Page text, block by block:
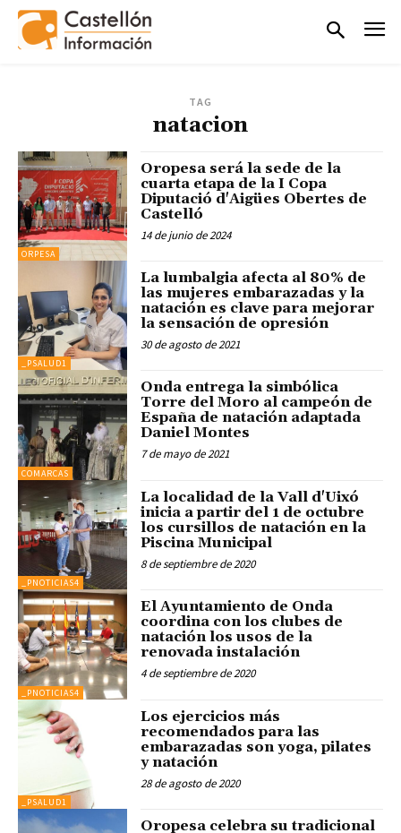
TAG
natacion
ORPESA
Oropesa será la sede de la
cuarta etapa de la I Copa
Diputació d'Aigües Obertes de
Castelló
14 de junio de 2024
_PSALUD1
La lumbalgia afecta al 80% de
las mujeres embarazadas y la
natación es clave para mejorar
la sensación de opresión
30 de agosto de 2021
COMARCAS
Onda entrega la simbólica
Torre del Moro al campeón de
España de natación adaptada
Daniel Montes
7 de mayo de 2021
_PNOTICIAS4
La localidad de la Vall d'Uixó
inicia a partir del 1 de octubre
los cursillos de natación en la
Piscina Municipal
8 de septiembre de 2020
_PNOTICIAS4
El Ayuntamiento de Onda
coordina con los clubes de
natación los usos de la
renovada instalación
4 de septiembre de 2020
_PSALUD1
Los ejercicios más
recomendados para las
embarazadas son yoga, pilates
y natación
28 de agosto de 2020
Oropesa celebra su tradicional